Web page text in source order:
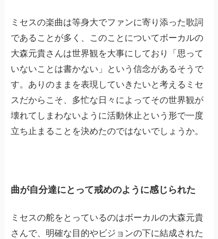
ミセスの楽曲は等身大でファンに寄り添った歌詞
であることが多く、このことについてボーカルの
大森元貴さんは世界観を大事にしており「思って
いないことは書かない」という信念があるそうで
す。ありのままを表現していきたいと考えるミセ
スだからこそ、多忙な日々によってその世界観が
壊れてしまわないように活動休止という形で一度
立ち止まることを決めたのではないでしょうか。
曲が自分達にとって戒めのように感じられた
ミセスの舵をとっているのはボーカルの大森元貴
さんで、明確な目的やビジョンの下に結成された